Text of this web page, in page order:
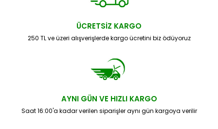
ÜCRETSİZ KARGO
250 TL ve üzeri alışverişlerde kargo ücretini biz ödüyoruz
AYNI GÜN VE HIZLI KARGO
Saat 16:00'a kadar verilen siparişler aynı gün kargoya verilir